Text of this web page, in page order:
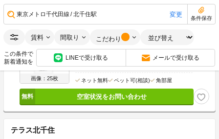
東京メトロ千代田線 北千住駅 変更
条件保存
賃料 間取り こだわり
この条件で
新着通知を
LINEで受け取る メールで受け取る
画像：25枚
9.8 万円 管理費
敷 0円 礼
1K 26.07m 5階
ネット無料 ペット可(相談) 角部屋
空室状況をお問い合わせ
テラス北千住